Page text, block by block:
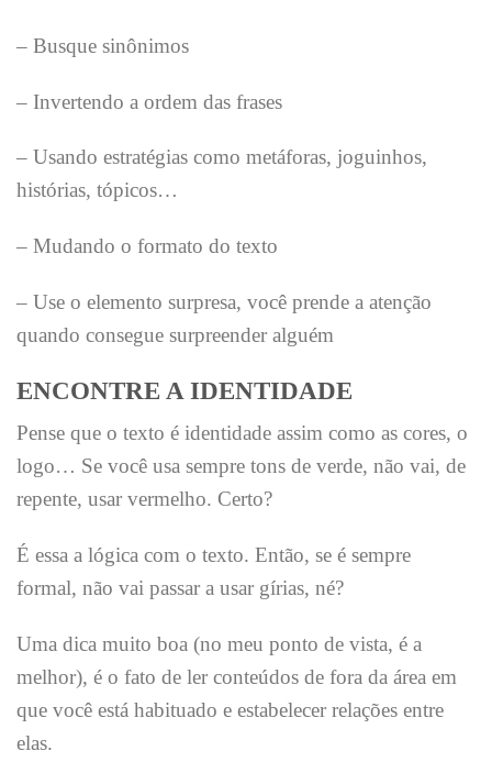
– Busque sinônimos
– Invertendo a ordem das frases
– Usando estratégias como metáforas, joguinhos,
histórias, tópicos…
– Mudando o formato do texto
– Use o elemento surpresa, você prende a atenção
quando consegue surpreender alguém
ENCONTRE A IDENTIDADE
Pense que o texto é identidade assim como as cores, o
logo… Se você usa sempre tons de verde, não vai, de
repente, usar vermelho. Certo?
É essa a lógica com o texto. Então, se é sempre
formal, não vai passar a usar gírias, né?
Uma dica muito boa (no meu ponto de vista, é a
melhor), é o fato de ler conteúdos de fora da área em
que você está habituado e estabelecer relações entre
elas.